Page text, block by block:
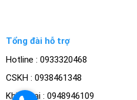
Tổng đài hỗ trợ
Hotline : 0933320468
CSKH : 0938461348
Khiếu nại : 0948946109